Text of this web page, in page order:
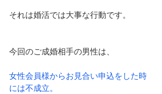
それは婚活では大事な行動です。
今回のご成婚相手の男性は、
女性会員様からお見合い申込をした時
には不成立。